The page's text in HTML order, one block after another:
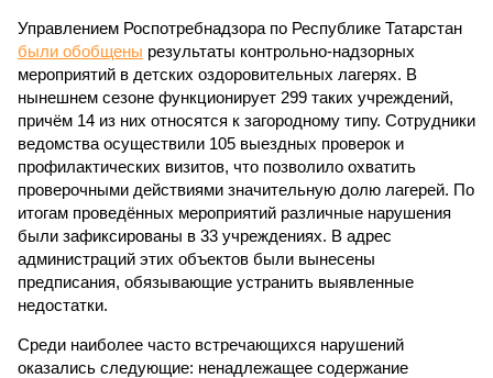
Управлением Роспотребнадзора по Республике Татарстан
были обобщены результаты контрольно-надзорных
мероприятий в детских оздоровительных лагерях. В
нынешнем сезоне функционирует 299 таких учреждений,
причём 14 из них относятся к загородному типу. Сотрудники
ведомства осуществили 105 выездных проверок и
профилактических визитов, что позволило охватить
проверочными действиями значительную долю лагерей. По
итогам проведённых мероприятий различные нарушения
были зафиксированы в 33 учреждениях. В адрес
администраций этих объектов были вынесены
предписания, обязывающие устранить выявленные
недостатки.
Среди наиболее часто встречающихся нарушений
оказались следующие: ненадлежащее содержание